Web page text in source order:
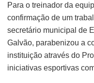
Para o treinador da
confirmação de um
secretário municipal de
Galvão, parabenizou a
instituição através do
iniciativas esportivas